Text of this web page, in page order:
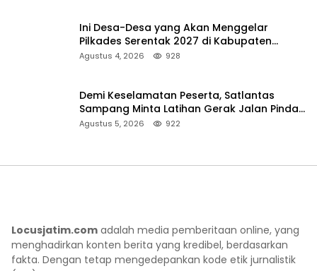
Ini Desa-Desa yang Akan Menggelar
Pilkades Serentak 2027 di Kabupaten
Sumenep
Agustus 4, 2026 928
Demi Keselamatan Peserta, Satlantas
Sampang Minta Latihan Gerak Jalan Pindah
ke Lokasi Aman
Agustus 5, 2026 922
Locusjatim.com adalah media pemberitaan online, yang
menghadirkan konten berita yang kredibel, berdasarkan
fakta. Dengan tetap mengedepankan kode etik jurnalistik